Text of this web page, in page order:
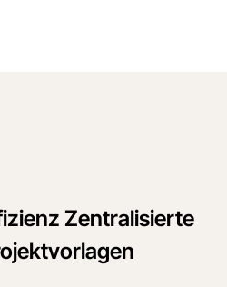
Zentralisierte